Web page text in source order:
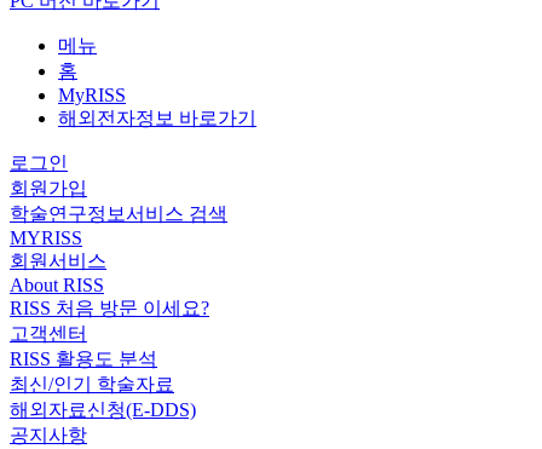
메뉴
홈
MyRISS
해외전자정보 바로가기
로그인
회원가입
학술연구정보서비스 검색
MYRISS
회원서비스
About RISS
RISS 처음 방문 이세요?
고객센터
RISS 활용도 분석
최신/인기 학술자료
해외자료신청(E-DDS)
공지사항